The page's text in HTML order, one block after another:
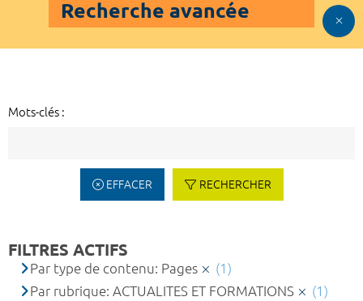
Recherche avancée
Mots-clés :
EFFACER RECHERCHER
FILTRES ACTIFS
Par type de contenu: Pages
(1)
Par rubrique: ACTUALITES ET FORMATIONS
(1)